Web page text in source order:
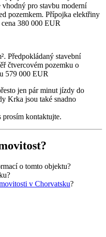
vhodný pro stavbu moderní
pozemkem. Přípojka elektřiny
380 000 EUR
Předpokládaný stavební
čtvercovém pozemku o
579 000 EUR
jen pár minut jízdy do
Krka jsou také snadno
prosím kontaktujte.
o tomto objektu?
?
v Chorvatsku?